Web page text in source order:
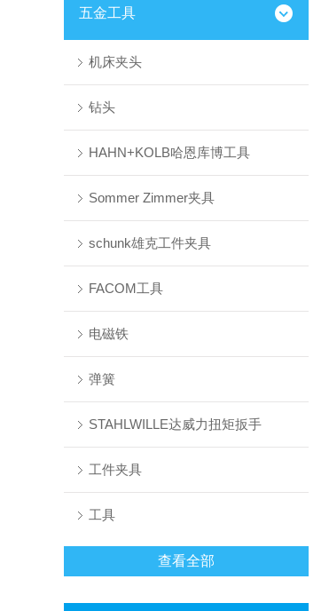
五金工具
机床夹头
钻头
HAHN+KOLB哈恩库博工具
Sommer Zimmer夹具
schunk雄克工件夹具
FACOM工具
电磁铁
弹簧
STAHLWILLE达威力扭矩扳手
工件夹具
工具
查看全部